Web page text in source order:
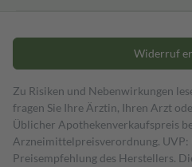
Widerruf
Zu Risiken und Nebenwirkungen
fragen Sie Ihre Ärztin, Ihren Arzt
Üblicher Apothekenverkaufspreis
Arzneimittelpreisverordnung.
Preisempfehlung des Herstellers.